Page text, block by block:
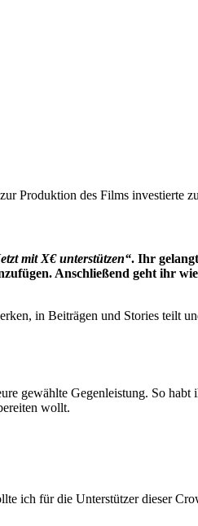
Produktion des Films investierte
mit X€ unterstützen“. Ihr
Anschließend geht ihr
in Beiträgen und Stories teilt
gewählte Gegenleistung. So
wollt.
ich für die Unterstützer dieser